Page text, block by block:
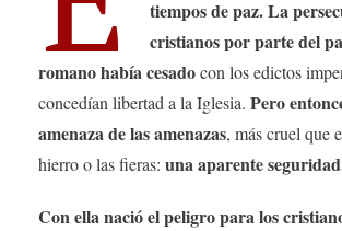
tiempos de paz. La
cristianos por parte del
romano había cesadocon los edictos
concedían libertad a la Iglesia. Pero
amenaza de las amenazas, más cruel que
hierro o las fieras: una aparente
Con ella nació el peligro para los